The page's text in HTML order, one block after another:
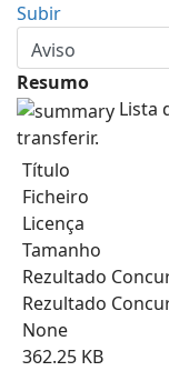
Subir
Resumo
Lista
transferir.
Título
Ficheiro
Licença
Tamanho
Rezultado
Rezultado
None
362.25 KB